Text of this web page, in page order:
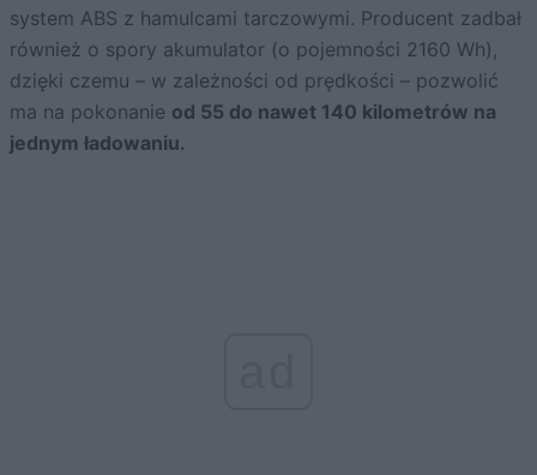
system ABS z hamulcami tarczowymi. Producent zadbał
również o spory akumulator (o pojemności 2160 Wh),
dzięki czemu – w zależności od prędkości – pozwolić
ma na pokonanie od 55 do nawet 140 kilometrów na
jednym ładowaniu.